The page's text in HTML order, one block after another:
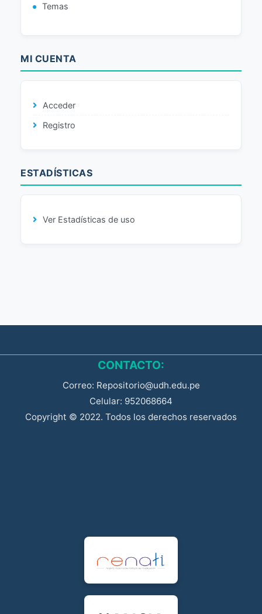
Temas
MI CUENTA
Acceder
Registro
ESTADÍSTICAS
Ver Estadísticas de uso
CONTACTO:
Correo: Repositorio@udh.edu.pe
Celular: 952068664
Copyright © 2022. Todos los derechos reservados